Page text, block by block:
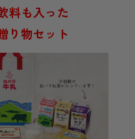
料も入った
り物セット